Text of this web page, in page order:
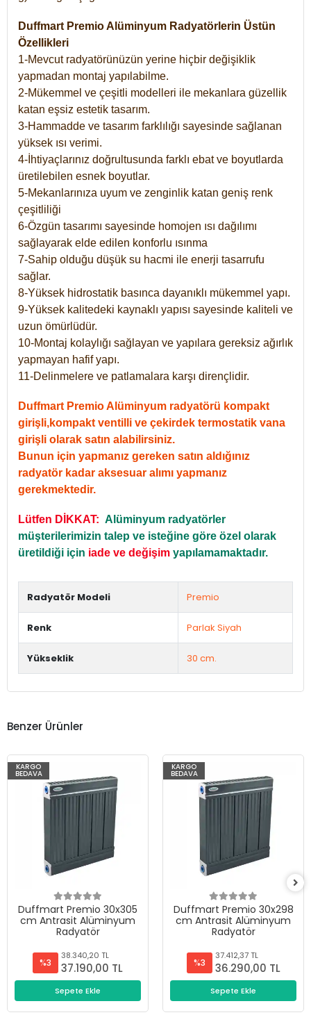
Duffmart Premio Alüminyum Radyatörlerin Üstün
Özellikleri
1-Mevcut radyatörünüzün yerine hiçbir değişiklik
yapmadan montaj yapılabilme.
2-Mükemmel ve çeşitli modelleri ile mekanlara güzellik
katan eşsiz estetik tasarım.
3-Hammadde ve tasarım farklılığı sayesinde sağlanan
yüksek ısı verimi.
4-İhtiyaçlarınız doğrultusunda farklı ebat ve boyutlarda
üretilebilen esnek boyutlar.
5-Mekanlarınıza uyum ve zenginlik katan geniş renk
çeşitliliği
6-Özgün tasarımı sayesinde homojen ısı dağılımı
sağlayarak elde edilen konforlu ısınma
7-Sahip olduğu düşük su hacmi ile enerji tasarrufu
sağlar.
8-Yüksek hidrostatik basınca dayanıklı mükemmel yapı.
9-Yüksek kalitedeki kaynaklı yapısı sayesinde kaliteli ve
uzun ömürlüdür.
10-Montaj kolaylığı sağlayan ve yapılara gereksiz ağırlık
yapmayan hafif yapı.
11-Delinmelere ve patlamalara karşı dirençlidir.
Duffmart Premio Alüminyum radyatörü kompakt
girişli,kompakt ventilli ve çekirdek termostatik vana
girişli olarak satın alabilirsiniz.
Bunun için yapmanız gereken satın aldığınız
radyatör kadar aksesuar alımı yapmanız
gerekmektedir.
Lütfen DİKKAT: Alüminyum radyatörler
müşterilerimizin talep ve isteğine göre özel olarak
üretildiği için iade ve değişim yapılamamaktadır.
Radyatör Modeli Premio
Renk Parlak Siyah
Yükseklik 30 cm.
Benzer Ürünler
KARGO
BEDAVA
Duffmart Premio 30x305
cm Antrasit Alüminyum
Radyatör
%3
38.340,20 TL
37.190,00 TL
Sepete Ekle
KARGO
BEDAVA
Duffmart Premio 30x298
cm Antrasit Alüminyum
Radyatör
%3
37.412,37 TL
36.290,00 TL
Sepete Ekle